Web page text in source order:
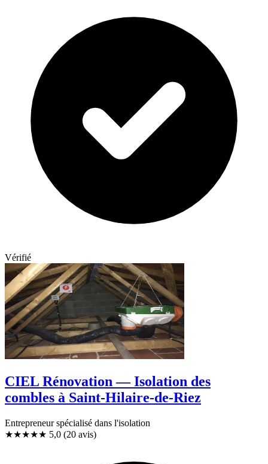
Vérifié
CIEL Rénovation — Isolation des
combles à Saint-Hilaire-de-Riez
Entrepreneur spécialisé dans l'isolation
★★★★★ 5,0 (20 avis)